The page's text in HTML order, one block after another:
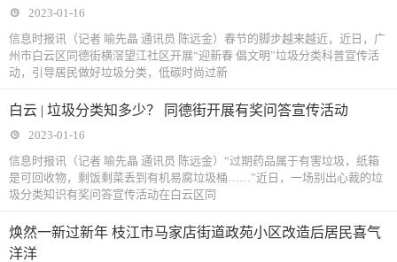
2023-01-16
信息时报讯（记者 喻先晶 通讯员 陈远金）春节的脚步越来越近，近日，广
州市白云区同德街横滘望江社区开展“迎新春 倡文明”垃圾分类科普宣传活
动，引导居民做好垃圾分类，低碳时尚过新
白云 | 垃圾分类知多少？ 同德街开展有奖问答宣传活动
2023-01-16
信息时报讯（记者 喻先晶 通讯员 陈远金）“过期药品属于有害垃圾，纸箱
是可回收物，剩饭剩菜丢到有机易腐垃圾桶……”近日，一场别出心裁的垃
圾分类知识有奖问答宣传活动在白云区同
焕然一新过新年 枝江市马家店街道政苑小区改造后居民喜气
洋洋